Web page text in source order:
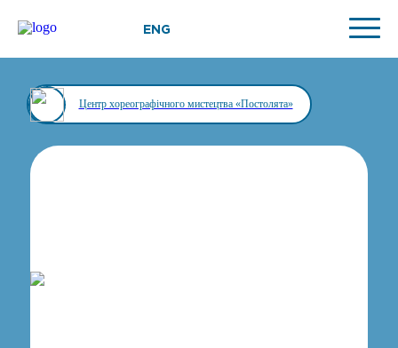
ENG
Центр хореографічного мистецтва «Постолята»